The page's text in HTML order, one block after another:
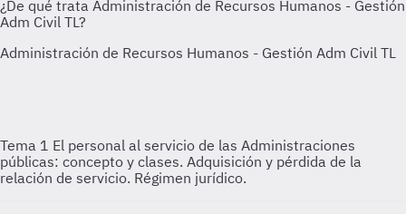
Tema 1 El personal al servicio de las Administraciones
públicas: concepto y clases. Adquisición y pérdida de la
relación de servicio. Régimen jurídico.